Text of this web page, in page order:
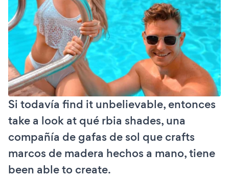
Si todavía find it unbelievable, entonces
take a look at qué rbia shades, una
compañía de gafas de sol que crafts
marcos de madera hechos a mano, tiene
been able to create.